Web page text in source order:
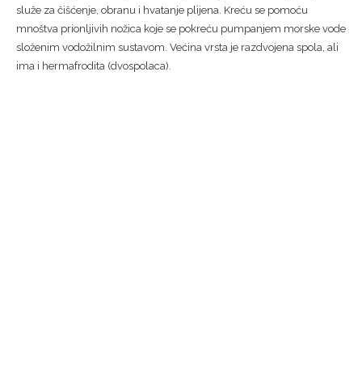
služe za čišćenje, obranu i hvatanje plijena. Kreću se pomoću
mnoštva prionljivih nožica koje se pokreću pumpanjem morske vode
složenim vodožilnim sustavom. Većina vrsta je razdvojena spola, ali
ima i hermafrodita (dvospolaca).